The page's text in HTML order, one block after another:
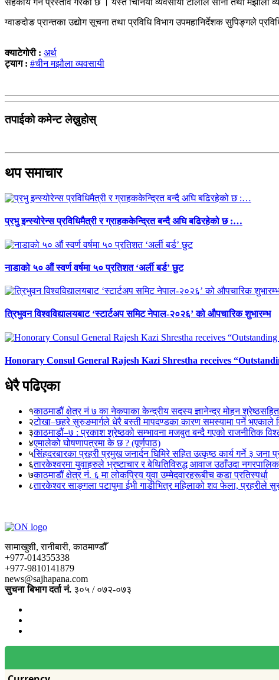
ग्वाङदोङ प्रान्तका उद्योग सूचना तथा प्रविधि विभाग उपमहानिर्देशक सुपिङ्गले
क्याटेगोरी : अर्थ
ट्याग : #चीन मझौला व्यवसायी
तपाईको कमेन्ट लेख्नुहोस्
थप समाचार
प्रभु इन्स्योरेन्स प्रविधिमैत्री र ग्राहककेन्द्रित बन्दै अघि बढिरहेको छ :…
नाडाको ५० औं स्वर्ण वर्षमा ५० प्रतिशत ‘अर्ली बर्ड’ छुट
त्रिभुवन विश्वविद्यालयबाट ‘स्टार्टअप समिट नेपाल-२०२६’ को औपचारिक शुभारम्भ
Honorary Consul General Rajesh Kazi Shrestha receives
धेरै पढिएका
१काठमाडौं क्षेत्र नं ७ का नेकपाका केन्द्रीय सदस्य ज्ञानेन्द्र मोहन
२टोखा–छहरे सुरुङमार्गले धेरै बस्ती मापदण्डका कारण समस्यामा पर्ने भएकाले
३काठमाडौं–७ : प्रकाश श्रेष्ठको सम्भावना मजबुत बन्दै गएको राजनीतिक
४एमालेको घोषणापत्रमा के छ ? (पूर्णपाठ)
५सिंहदरबारका प्रहरी प्रमुख जनार्दन घिमिरे सहित उत्कृष्ठ कार्य गर्ने ३
६तारकेश्वरमा युवाहरुले भ्रष्टाचार र बेथितिविरुद्ध आवाज उठाँउदा
७काठमाडौं क्षेत्र नं. ६ मा लोकप्रिय युवा उम्मेदवारहरूबीच कडा प्रतिस्पर्धा
८तारकेश्वर साङ्गला पटापुमा ईभी गाडीभित्र महिलाको शव फेला, प्रहरीले
सामाखुशी, रानीबारी, काठमाण्डौँ
+977-014355338
+977-9810141879
news@sajhapana.com
सुचना बिभाग दर्ता नं. ३०५ / ०७२-०७३